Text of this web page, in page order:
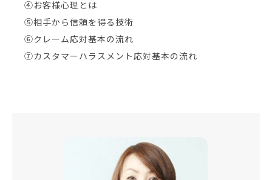
④お客様心理とは
⑤相手から信頼を得る技術
⑥クレーム応対基本の流れ
⑦カスタマーハラスメント応対基本の流れ